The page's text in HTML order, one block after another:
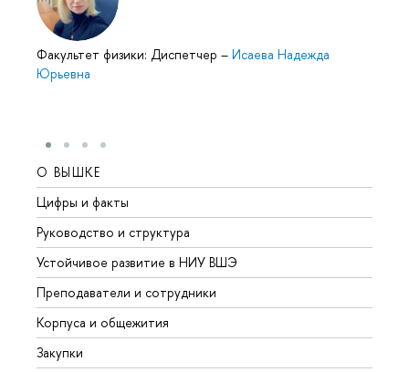
Факультет физики: Диспетчер – Исаева Надежда
Юрьевна
О ВЫШКЕ
Цифры и факты
Руководство и структура
Устойчивое развитие в НИУ ВШЭ
Преподаватели и сотрудники
Корпуса и общежития
Закупки